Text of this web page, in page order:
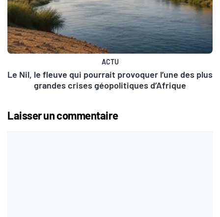
ACTU
Le Nil, le fleuve qui pourrait provoquer l’une des plus
grandes crises géopolitiques d’Afrique
Laisser un commentaire